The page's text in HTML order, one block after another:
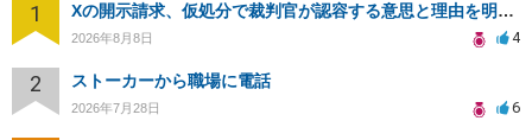
1 Xの開示請求、仮処分で裁判官が認容する意思と理由を明確化しても、相手側は争って引き延ばしますか
2026年8月8日 4
2 ストーカーから職場に電話
2026年7月28日 6